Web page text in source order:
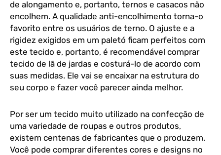
de alongamento e, portanto, ternos e casacos não
encolhem. A qualidade anti-encolhimento torna-o
favorito entre os usuários de terno. O ajuste e a
rigidez exigidos em um paletó ficam perfeitos com
este tecido e, portanto, é recomendável comprar
tecido de lã de jardas e costurá-lo de acordo com
suas medidas. Ele vai se encaixar na estrutura do
seu corpo e fazer você parecer ainda melhor.
Por ser um tecido muito utilizado na confecção de
uma variedade de roupas e outros produtos,
existem centenas de fabricantes que o produzem.
Você pode comprar diferentes cores e designs no